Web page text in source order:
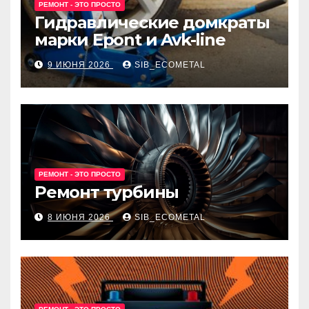
РЕМОНТ - ЭТО ПРОСТО
Гидравлические домкраты
марки Epont и Avk-line
9 ИЮНЯ 2026 SIB_ECOMETAL
РЕМОНТ - ЭТО ПРОСТО
Ремонт турбины
8 ИЮНЯ 2026 SIB_ECOMETAL